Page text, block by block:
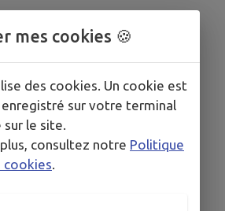
mes cookies 🍪
des cookies. Un cookie est
sur votre terminal
le site.
consultez notre Politique
cookies